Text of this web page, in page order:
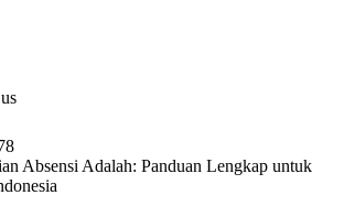
Absensi Adalah: Panduan Lengkap untuk